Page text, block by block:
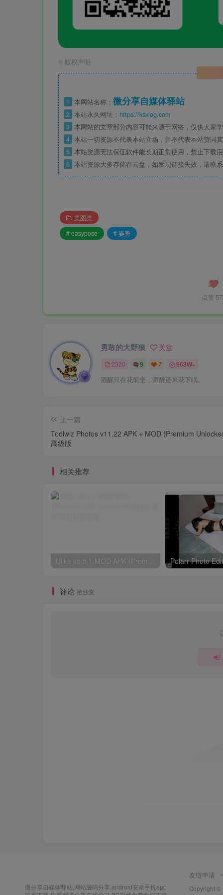
© 版权声明
1 本网站名称： 微分享自媒体驿站
2 本站永久网址： https://ksvlog.com
3 本网站的文章部分内容可能来源于网络，仅供大家
4 本站一切资源不代表本站立场，并不代表本站赞同
5 本站资源无法保证软件能长期正常使用，禁止下载
6 本站资源大多存储在云盘，如发现链接失效，请联
美图类
# easypose
# 姿势
点赞
勇敢的大野狼 关注
2320 9 7 963W+
酒醒只在花前坐，酒醉还来花下眠。
上一篇
Toolwiz Photos v11.22 APK + MOD (Premium
高级版
相关推荐
评论 抢沙发
微分享自媒体驿站,网站源码分享,android安卓手机app
友链申请
Copyright ©